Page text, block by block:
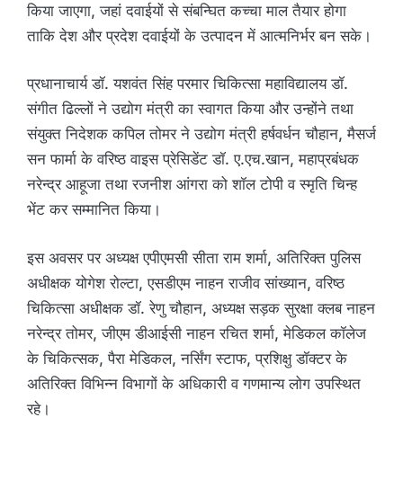
किया जाएगा, जहां दवाईयों से संबन्घित कच्चा माल तैयार होगा
ताकि देश और प्रदेश दवाईयों के उत्पादन में आत्मनिर्भर बन सके।
प्रधानाचार्य डॉ. यशवंत सिंह परमार चिकित्सा महाविद्यालय डॉ.
संगीत ढिल्लों ने उद्योग मंत्री का स्वागत किया और उन्होंने तथा
संयुक्त निदेशक कपिल तोमर ने उद्योग मंत्री हर्षवर्धन चौहान, मैसर्ज
सन फार्मा के वरिष्ठ वाइस प्रेसिडेंट डॉ. ए.एच.खान, महाप्रबंधक
नरेन्द्र आहूजा तथा रजनीश आंगरा को शॉल टोपी व स्मृति चिन्ह
भेंट कर सम्मानित किया।
इस अवसर पर अध्यक्ष एपीएमसी सीता राम शर्मा, अतिरिक्त पुलिस
अधीक्षक योगेश रोल्टा, एसडीएम नाहन राजीव सांख्यान, वरिष्ठ
चिकित्सा अधीक्षक डॉ. रेणु चौहान, अध्यक्ष सड़क सुरक्षा क्लब नाहन
नरेन्द्र तोमर, जीएम डीआईसी नाहन रचित शर्मा, मेडिकल कॉलेज
के चिकित्सक, पैरा मेडिकल, नर्सिंग स्टाफ, प्रशिक्षु डॉक्टर के
अतिरिक्त विभिन्न विभागों के अधिकारी व गणमान्य लोग उपस्थित
रहे।